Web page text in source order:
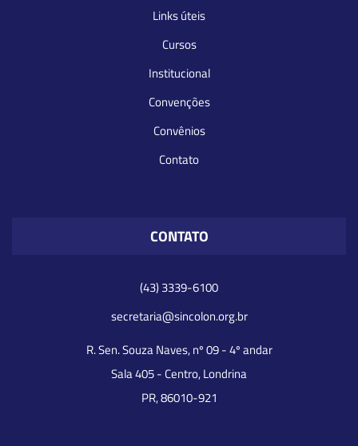
Links úteis
Cursos
Institucional
Convenções
Convênios
Contato
CONTATO
(43) 3339-6100
secretaria@sincolon.org.br
R. Sen. Souza Naves, nº 09 - 4º andar
Sala 405 - Centro, Londrina
PR, 86010-921